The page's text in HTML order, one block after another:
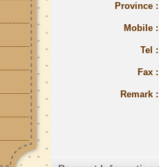
Province :
Mobile :
Tel :
Fax :
Remark :